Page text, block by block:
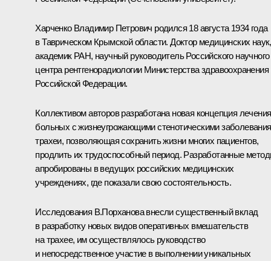
Харченко Владимир Петрович родился 18 августа 1934 года
в Таврическом Крымской области. Доктор медицинских наук,
академик РАН, научный руководитель Российского научного
центра рентгенорадиологии Министерства здравоохранения
Российской Федерации.
Коллективом авторов разработана новая концепция лечения
больных с жизнеугрожающими стенотическими
трахеи, позволяющая сохранить жизни многих пациентов,
продлить их трудоспособный период. Разработанные
апробированы в ведущих российских медицинских
учреждениях, где показали свою состоятельность.
Исследования В.Порханова внесли существенный вклад
в разработку новых видов оперативных вмешательств
на трахее, им осуществлялось руководство
и непосредственное участие в выполнении уникальных